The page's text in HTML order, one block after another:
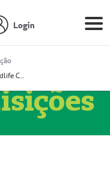
Login
Prestador Medlife Consultas e Diagnósticos (51004334-2)